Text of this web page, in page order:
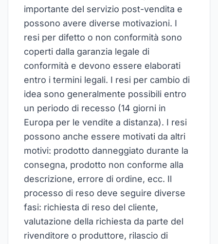
importante del servizio post-vendita e
possono avere diverse motivazioni. I
resi per difetto o non conformità sono
coperti dalla garanzia legale di
conformità e devono essere elaborati
entro i termini legali. I resi per cambio di
idea sono generalmente possibili entro
un periodo di recesso (14 giorni in
Europa per le vendite a distanza). I resi
possono anche essere motivati da altri
motivi: prodotto danneggiato durante la
consegna, prodotto non conforme alla
descrizione, errore di ordine, ecc. Il
processo di reso deve seguire diverse
fasi: richiesta di reso del cliente,
valutazione della richiesta da parte del
rivenditore o produttore, rilascio di